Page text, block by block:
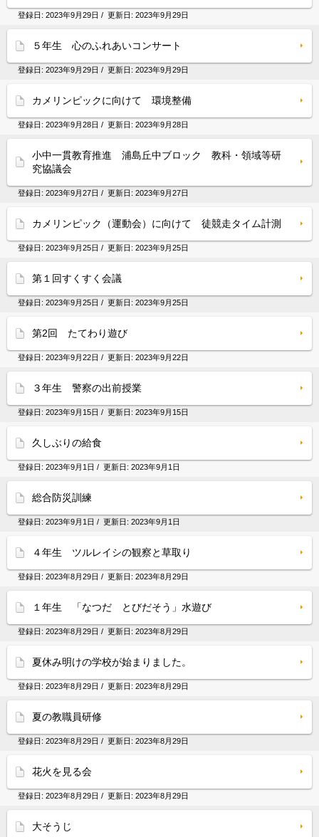
登録日: 2023年9月29日 / 更新日: 2023年9月29日
５年生 心のふれあいコンサート
登録日: 2023年9月29日 / 更新日: 2023年9月29日
カメリンピックに向けて 環境整備
登録日: 2023年9月28日 / 更新日: 2023年9月28日
小中一貫教育推進 浦島丘中ブロック 教科・領域等研
究協議会
登録日: 2023年9月27日 / 更新日: 2023年9月27日
カメリンピック（運動会）に向けて 徒競走タイム計測
登録日: 2023年9月25日 / 更新日: 2023年9月25日
第１回すくすく会議
登録日: 2023年9月25日 / 更新日: 2023年9月25日
第2回 たてわり遊び
登録日: 2023年9月22日 / 更新日: 2023年9月22日
３年生 警察の出前授業
登録日: 2023年9月15日 / 更新日: 2023年9月15日
久しぶりの給食
登録日: 2023年9月1日 / 更新日: 2023年9月1日
総合防災訓練
登録日: 2023年9月1日 / 更新日: 2023年9月1日
４年生 ツルレイシの観察と草取り
登録日: 2023年8月29日 / 更新日: 2023年8月29日
１年生 「なつだ とびだそう」水遊び
登録日: 2023年8月29日 / 更新日: 2023年8月29日
夏休み明けの学校が始まりました。
登録日: 2023年8月29日 / 更新日: 2023年8月29日
夏の教職員研修
登録日: 2023年8月29日 / 更新日: 2023年8月29日
花火を見る会
登録日: 2023年8月29日 / 更新日: 2023年8月29日
大そうじ